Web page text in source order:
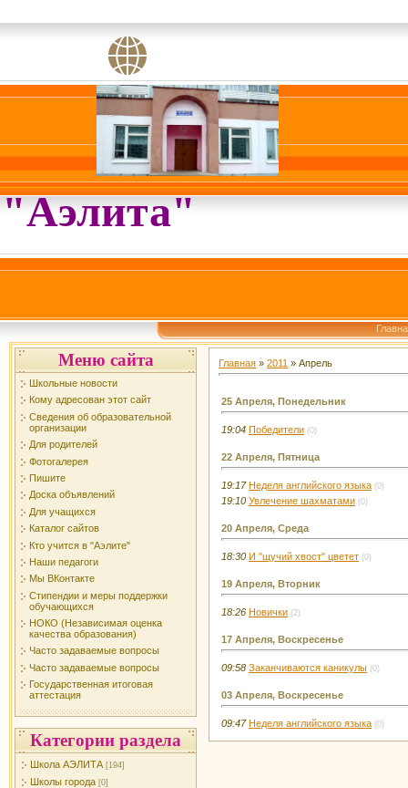
"Аэлита"
Меню сайта
Школьные новости
Кому адресован этот сайт
Сведения об образовательной
организации
Для родителей
Фотогалерея
Пишите
Доска объявлений
Для учащихся
Каталог сайтов
Кто учится в "Аэлите"
Наши педагоги
Мы ВКонтакте
Стипендии и меры поддержки
обучающихся
НОКО (Независимая оценка
качества образования)
Часто задаваемые вопросы
Часто задаваемые вопросы
Государственная итоговая
аттестация
Категории раздела
Школа АЭЛИТА [194]
Школы города [0]
Главная » 2011 » Апрель
25 Апреля, Понедельник
19:04 Победители (0)
22 Апреля, Пятница
19:17 Неделя английского языка (0)
19:10 Увлечение шахматами (0)
20 Апреля, Среда
18:30 И "щучий хвост" цветет (0)
19 Апреля, Вторник
18:26 Новички (2)
17 Апреля, Воскресенье
09:58 Заканчиваются каникулы (0)
03 Апреля, Воскресенье
09:47 Неделя английского языка (0)